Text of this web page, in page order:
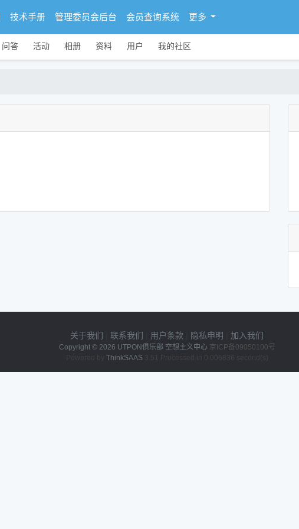
技术手册 管理委员会后台 会员查询系统 更多
问答 活动 相册 资料 用户 我的社区
关于我们 联系我们 用户条款 隐私申明 加入我们
Copyright © 2026 UTPON俱乐部 空想主义中心 京ICP备09050100号
Powered by ThinkSAAS3.51 Processed in 0.006836 second(s)